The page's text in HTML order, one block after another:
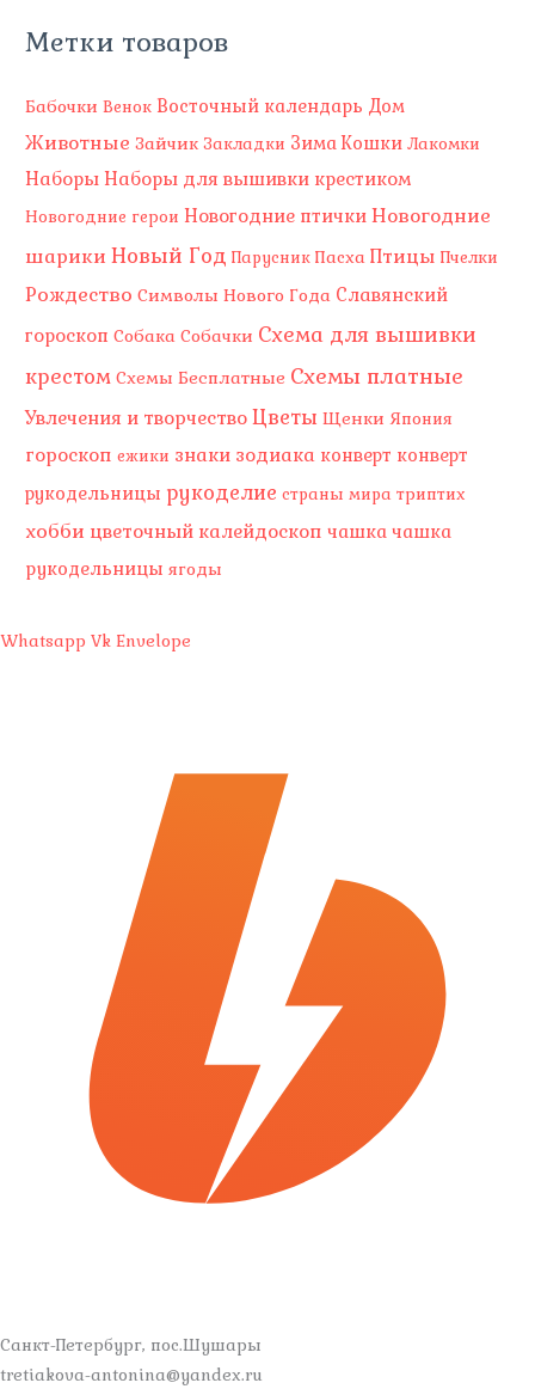
Метки товаров
Бабочки Венок Восточный календарь Дом
Животные Зайчик Закладки Зима Кошки Лакомки
Наборы Наборы для вышивки крестиком
Новогодние герои Новогодние птички Новогодние
шарики Новый Год Парусник Пасха Птицы Пчелки
Рождество Символы Нового Года Славянский
гороскоп Собака Собачки Схема для вышивки
крестом Схемы Бесплатные Схемы платные
Увлечения и творчество Цветы Щенки Япония
гороскоп ежики знаки зодиака конверт конверт
рукодельницы рукоделие страны мира триптих
хобби цветочный калейдоскоп чашка чашка
рукодельницы ягоды
Whatsapp Vk Envelope
Санкт-Петербург, пос.Шушары
tretiakova-antonina@yandex.ru